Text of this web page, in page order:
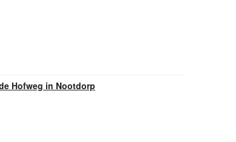
Hofweg in Nootdorp